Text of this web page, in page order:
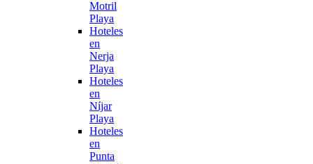
Motril
Playa
Hoteles
en
Nerja
Playa
Hoteles
en
Níjar
Playa
Hoteles
en
Punta